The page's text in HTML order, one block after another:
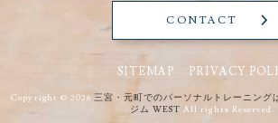
CONTACT
SITEMAP PRIVACY
Copyright © 2026 三宮・元町でのパーソナルトレーニング
ジム WEST All rights Reserved.